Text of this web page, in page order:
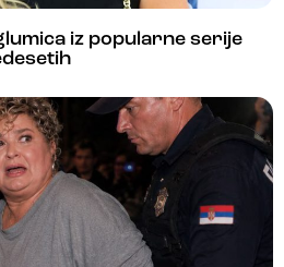
iz popularne serije